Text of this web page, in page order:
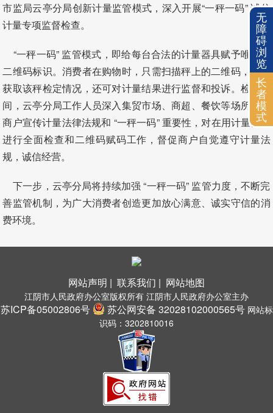
市监局云亭分局创新计量监管模式，深入开展“一秤一码” 诚信
计量专项监督检查。
“一秤一码” 监管模式，即给每台合法的计量器具赋予唯一的
二维码标识。消费者在购物时，只需扫描秤上的二维码，就能
获取该秤检定情况，还可对计量结果进行监督和投诉。检查期
间，云亭分局工作人员深入集贸市场、商超、餐饮等场所，向
商户宣传计量法律法规和 “一秤一码” 重要性，对在用计量器具
进行全面检查和二维码赋码工作，督促商户自觉遵守计量法
规，诚信经营。​
下一步，云亭分局将持续加强 “一秤一码” 监管力度，不断完
善监管机制，为广大消费者创造更加放心满意、诚实守信的消
费环境。​
网站声明 | 联系我们 | 网站地图
江阴市人民政府办公室版权所有 江阴市人民政府办公室主办
苏ICP备05002806号 苏公网安备 32028102000565号 网站标
识码：3202810016
无
障
碍
浏
览
长
者
模
式